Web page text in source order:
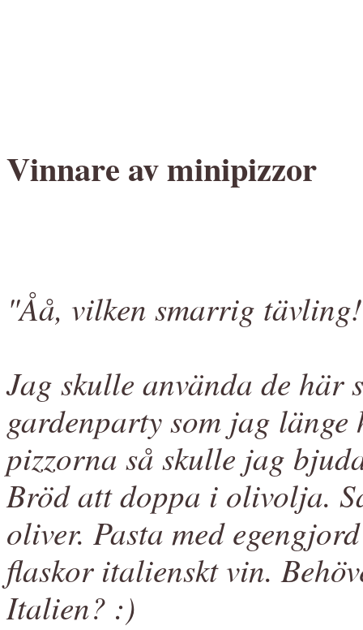
Vinnare av minipizzor
"Åå, vilken smarrig
Jag skulle använda de
gardenparty som jag
pizzorna så skulle jag
Bröd att doppa i olivolja.
oliver. Pasta med
flaskor italienskt vin.
Italien? :)